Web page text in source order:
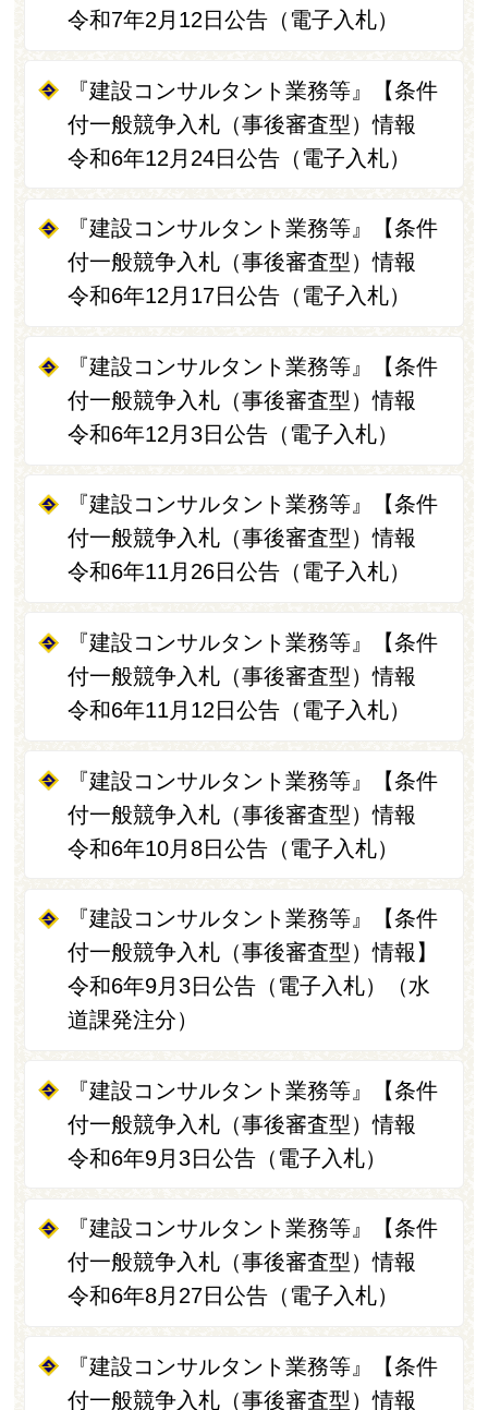
令和7年2月12日公告（電子入札）
『建設コンサルタント業務等』【条件
付一般競争入札（事後審査型）情報
令和6年12月24日公告（電子入札）
『建設コンサルタント業務等』【条件
付一般競争入札（事後審査型）情報
令和6年12月17日公告（電子入札）
『建設コンサルタント業務等』【条件
付一般競争入札（事後審査型）情報
令和6年12月3日公告（電子入札）
『建設コンサルタント業務等』【条件
付一般競争入札（事後審査型）情報
令和6年11月26日公告（電子入札）
『建設コンサルタント業務等』【条件
付一般競争入札（事後審査型）情報
令和6年11月12日公告（電子入札）
『建設コンサルタント業務等』【条件
付一般競争入札（事後審査型）情報
令和6年10月8日公告（電子入札）
『建設コンサルタント業務等』【条件
付一般競争入札（事後審査型）情報】
令和6年9月3日公告（電子入札）（水
道課発注分）
『建設コンサルタント業務等』【条件
付一般競争入札（事後審査型）情報
令和6年9月3日公告（電子入札）
『建設コンサルタント業務等』【条件
付一般競争入札（事後審査型）情報
令和6年8月27日公告（電子入札）
『建設コンサルタント業務等』【条件
付一般競争入札（事後審査型）情報